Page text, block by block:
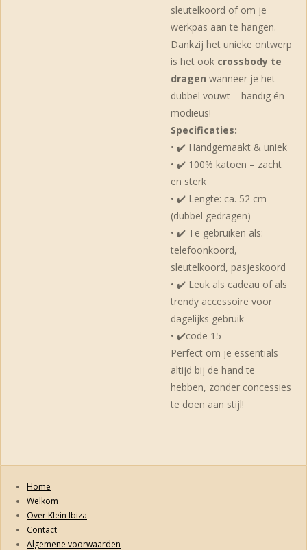
sleutelkoord of om je
werkpas aan te hangen.
Dankzij het unieke ontwerp
is het ook crossbody te
dragen wanneer je het
dubbel vouwt – handig én
modieus!
Specificaties:
• ✔️ Handgemaakt & uniek
• ✔️ 100% katoen – zacht
en sterk
• ✔️ Lengte: ca. 52 cm
(dubbel gedragen)
• ✔️ Te gebruiken als:
telefoonkoord,
sleutelkoord, pasjeskoord
• ✔️ Leuk als cadeau of als
trendy accessoire voor
dagelijks gebruik
• ✔️code 15
Perfect om je essentials
altijd bij de hand te
hebben, zonder concessies
te doen aan stijl!
Home
Welkom
Over Klein Ibiza
Contact
Algemene voorwaarden